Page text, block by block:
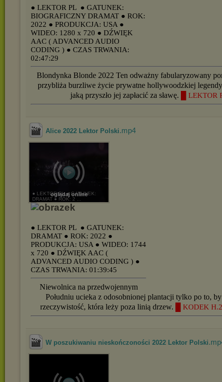
● LEKTOR PL ● GATUNEK:
BIOGRAFICZNY DRAMAT ● ROK:
2022 ● PRODUKCJA: USA ●
WIDEO: 1280 x 720 ● DŹWIĘK
AAC ( ADVANCED AUDIO
CODING ) ● CZAS TRWANIA:
02:47:29
Blondynka Blonde 2022 Ten odważny fabularyzowany
przybliża burzliwe życie prywatne hollywoodzkiej
jaką przyszło jej zapłacić za sławę.
█ LEKTOR
Alice 2022 Lektor Polski.mp4
oglądaj online
● LEKTOR PL ● GATUNEK:
DRAMAT ● ROK: 2 ...
● LEKTOR PL ● GATUNEK:
DRAMAT ● ROK: 2022 ●
PRODUKCJA: USA ● WIDEO: 1744
x 720 ● DŹWIĘK AAC (
ADVANCED AUDIO CODING ) ●
CZAS TRWANIA: 01:39:45
Niewolnica na przedwojennym
Południu ucieka z odosobnionej plantacji tylko po to,
rzeczywistość, która leży poza linią drzew.
█ KODEK
W poszukiwaniu nieskończoności 2022 Lektor Polski